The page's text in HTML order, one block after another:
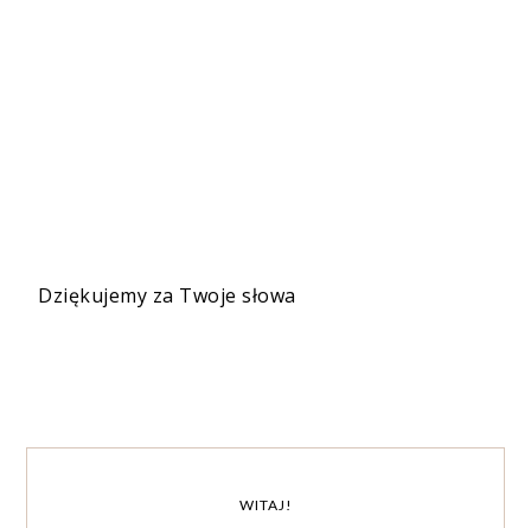
Dziękujemy za Twoje słowa
WITAJ!